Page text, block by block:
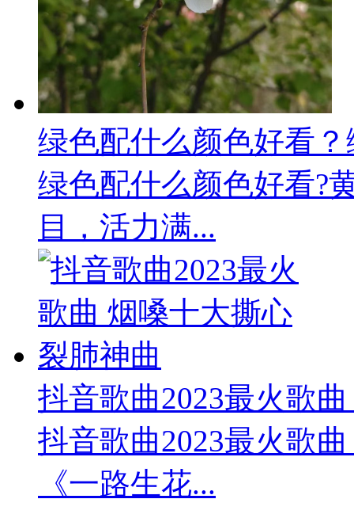
绿色配什么颜色好看？
绿色配什么颜色好看?
目，活力满...
抖音歌曲2023最火歌曲
抖音歌曲2023最火歌
《一路生花...